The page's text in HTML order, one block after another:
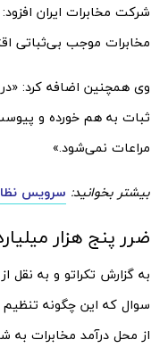
شرکت مخابرات ایران
مخابرات موجب بی‌ثباتی
وی همچنین اضافه کرد:
ثبات به هم خورده و
مراعات نمی‌شود.»
بیشتر بخوانید: سرویس
ضرر پنج هزار
به گزارش تکراتو و به نقل